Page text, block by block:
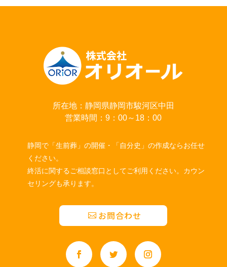
所在地：静岡県静岡市駿河区中田
営業時間：9：00～18：00
静岡で「生前葬」の開催・「自分史」の作成ならお任せ
ください。
終活に関するご相談窓口としてご利用ください。カウン
セリングも承ります。
お問合わせ